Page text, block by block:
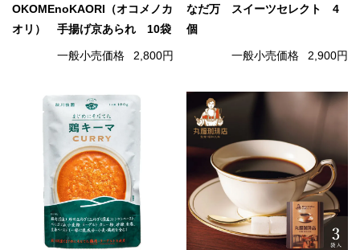
OKOMEnoKAORI（オコメノカ
オリ） 手揚げ京あられ 10袋
一般小売価格 2,800円
なだ万 スイーツセレクト 4
個
一般小売価格 2,900円